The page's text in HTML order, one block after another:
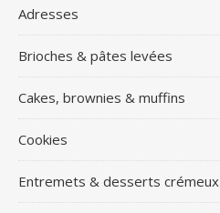
Adresses
Brioches & pâtes levées
Cakes, brownies & muffins
Cookies
Entremets & desserts crémeux